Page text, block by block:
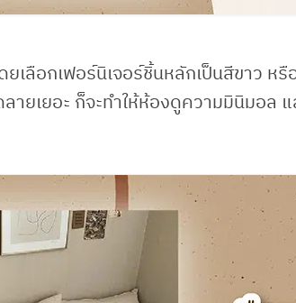
ยเลือกเฟอร์นิเจอร์ชิ้นหลักเป็นสีขาว ห
ายเยอะ ก็จะทำให้ห้องดูความมินิมอล